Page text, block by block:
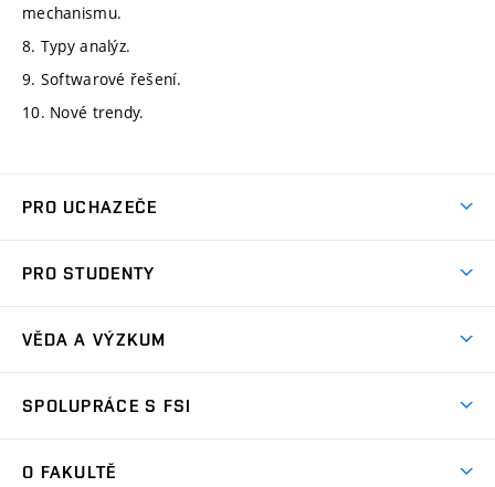
mechanismu.
8. Typy analýz.
9. Softwarové řešení.
10. Nové trendy.
PRO UCHAZEČE
Ambasadoři studia
Zápisy
PRO STUDENTY
Studijní předpisy
Pro prváky
VĚDA A VÝZKUM
Oblasti výzkumu
SPOLUPRÁCE S FSI
O FAKULTĚ